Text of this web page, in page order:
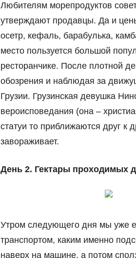
Любителям морепродуктов
утверждают продавцы. Да и
осетр, кефаль, барабулька,
место пользуется большой
ресторанчике. После плотной
обозрения и наблюдая за
Грузии. Грузинская девушка
вероисповедания (она –
статуи то приближаются друг к
завораживает.
День 2. Гектары проходимых
Утром следующего дня мы уже
транспортом, каким именно
наверх на машине, а потом